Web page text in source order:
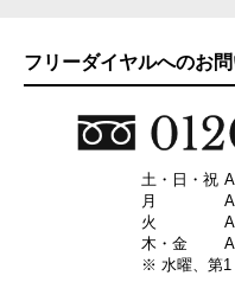
フリーダイヤルへのお
土・日・祝
月
火
木・金
※ 水曜、第1